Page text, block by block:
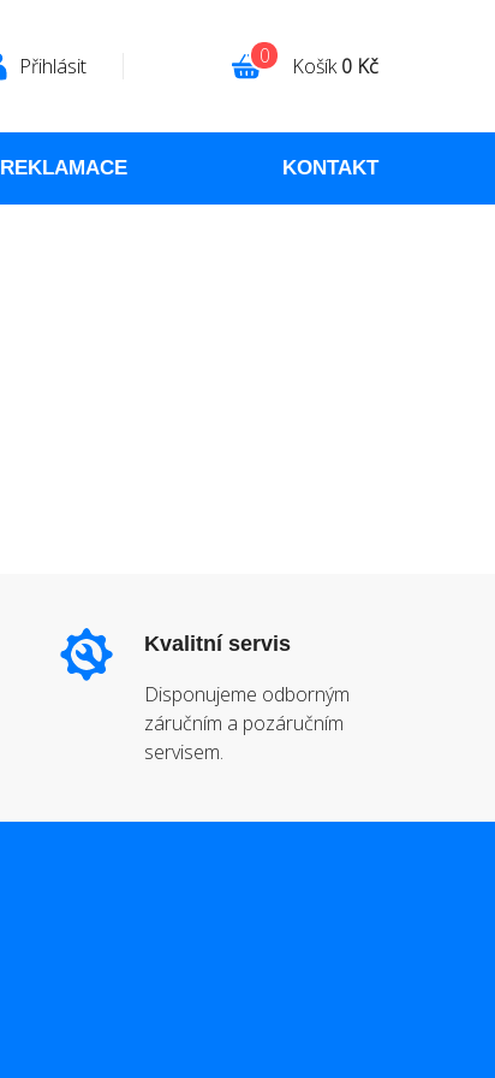
Přihlásit Košík0 Kč
0
REKLAMACE KONTAKT
Kvalitní servis
Disponujeme odborným
záručním a pozáručním
servisem.